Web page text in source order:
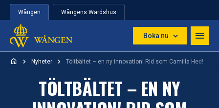
Hoppa till innehåll
Wången Wångens Wärdshus
Boka nu
Nyheter Töltbältet – en ny innovation! Rid som Camilla Hed!
TÖLTBÄLTET – EN NY